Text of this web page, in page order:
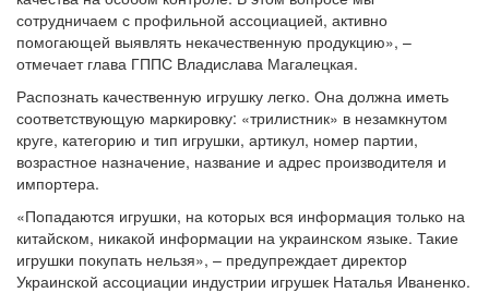
сотрудничаем с профильной ассоциацией, активно
помогающей выявлять некачественную продукцию», –
отмечает глава ГППС Владислава Магалецкая.
Распознать качественную игрушку легко. Она должна иметь
соответствующую маркировку: «трилистник» в незамкнутом
круге, категорию и тип игрушки, артикул, номер партии,
возрастное назначение, название и адрес производителя и
импортера.
«Попадаются игрушки, на которых вся информация только на
китайском, никакой информации на украинском языке. Такие
игрушки покупать нельзя», – предупреждает директор
Украинской ассоциации индустрии игрушек Наталья Иваненко.